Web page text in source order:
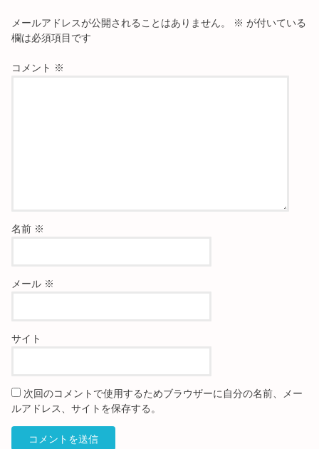
メールアドレスが公開されることはありません。 ※ が付いている
欄は必須項目です
コメント ※
名前 ※
メール ※
サイト
次回のコメントで使用するためブラウザーに自分の名前、メー
ルアドレス、サイトを保存する。